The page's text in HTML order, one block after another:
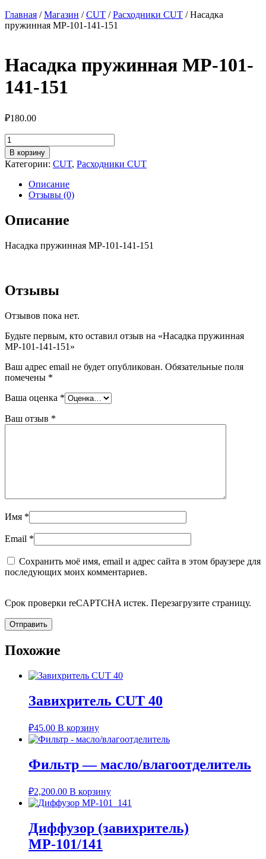
Главная /Магазин /CUT /Расходники CUT / Насадка
пружинная МР-101-141-151
Насадка пружинная МР-101-
141-151
₽180.00
Количество
товара
Насадка
пружинная
МР-101-
141-
В корзину
Категории: CUT, Расходники CUT
Описание
Отзывы (0)
Описание
Насадка пружинная МР-101-141-151
Отзывы
Отзывов пока нет.
Будьте первым, кто оставил отзыв на «Насадка пружинная
МР-101-141-151»
Ваш адрес email не будет опубликован. Обязательные поля
помечены *
Ваша оценка *
Ваш отзыв *
Имя *
Email *
Сохранить моё имя, email и адрес сайта в этом браузере для
последующих моих комментариев.
Срок проверки reCAPTCHA истек. Перезагрузите страницу.
Похожие
Завихритель CUT 40
₽45.00 В корзину
Фильтр — масло/влагоотделитель
₽2,200.00 В корзину
Диффузор (завихритель)
МР-101/141